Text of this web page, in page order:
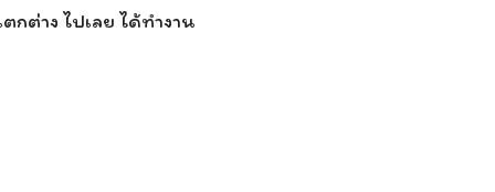
ต่าง ไปเลย ได้ทำงาน